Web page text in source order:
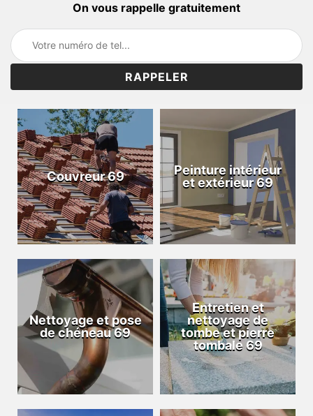
On vous rappelle gratuitement
Couvreur 69
Peinture intérieur
et extérieur 69
Nettoyage et pose
de chéneau 69
Entretien et
nettoyage de
tombe et pierre
tombale 69